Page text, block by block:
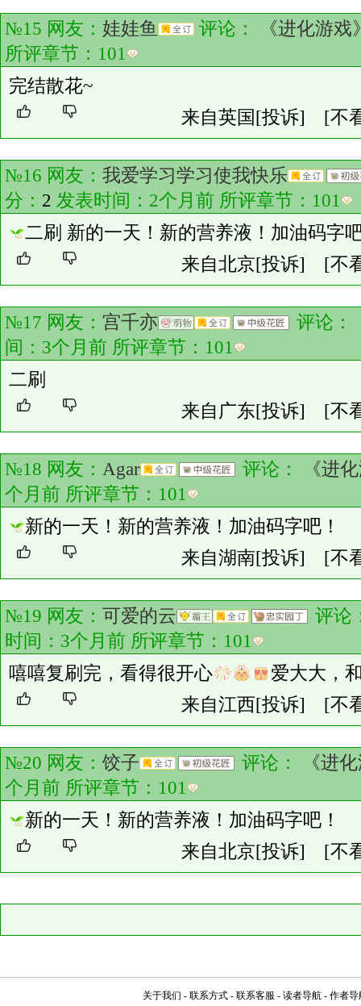
№15 网友： 娃娃鱼 评论：
《进化游戏
所评章节： 101
完结散花~
来自英国 [投诉] [不
№16 网友： 我爱学习学习使我快乐
分： 2 发表时间：2个月前 所评章节： 101
二刷 新的一天！新的营养液！加油码字
来自北京[投诉] [不
№17 网友： 宫千亦 评论：
间：3个月前 所评章节： 101
二刷
来自广东[投诉] [不
№18 网友： Agar 评论：
《进
个月前 所评章节： 101
新的一天！新的营养液！加油码字吧！
来自湖南[投诉] [不
№19 网友： 可爱的云
评论
时间：3个月前 所评章节： 101
嘻嘻复刷完，看得很开心
爱大大，
来自江西 [投诉] [不
№20 网友： 饺子 评论：
《进
个月前 所评章节： 101
新的一天！新的营养液！加油码字吧！
来自北京[投诉] [不
关于我们 - 联系方式 - 联系客服 - 读者导航 - 作者导